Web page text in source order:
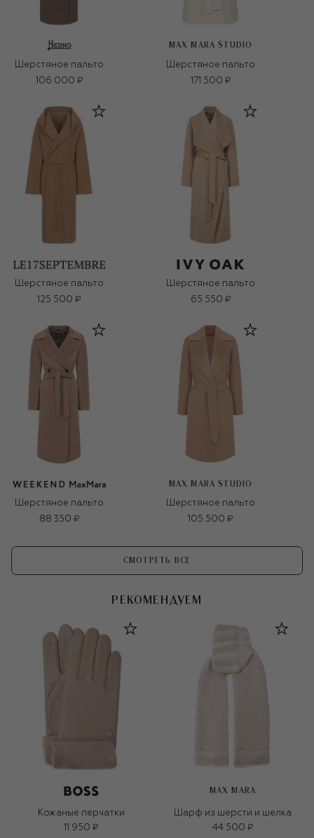
Шерстяное пальто
106 000 ₽
MAX MARA STUDIO
Шерстяное пальто
171 500 ₽
Шерстяное пальто
125 500 ₽
Шерстяное пальто
65 550 ₽
Шерстяное пальто
88 350 ₽
MAX MARA STUDIO
Шерстяное пальто
105 500 ₽
СМОТРЕТЬ ВСЕ
РЕКОМЕНДУЕМ
Кожаные перчатки
11 950 ₽
MAX MARA
Шарф из шерсти и шелка
44 500 ₽